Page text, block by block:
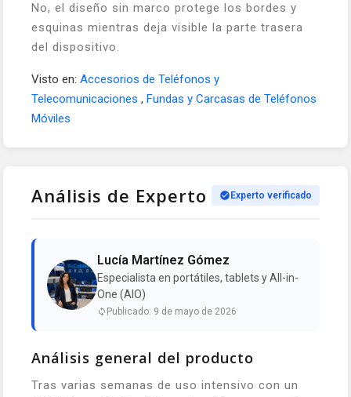
No, el diseño sin marco protege los bordes y
esquinas mientras deja visible la parte trasera
del dispositivo.
Visto en: Accesorios de Teléfonos y
Telecomunicaciones , Fundas y Carcasas de Teléfonos
Móviles
Análisis de Experto Experto verificado
Lucía Martínez Gómez
Especialista en portátiles, tablets y All-in-
One (AIO)
Publicado: 9 de mayo de 2026
Análisis general del producto
Tras varias semanas de uso intensivo con un